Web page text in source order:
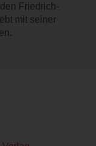
Friedrich-
mit seiner